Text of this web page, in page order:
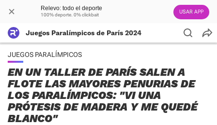
Relevo: todo el deporte
100% deporte. 0% clickbait USAR APP
Juegos Paralímpicos de París 2024
JUEGOS PARALÍMPICOS
EN UN TALLER DE PARÍS SALEN A
FLOTE LAS MAYORES PENURIAS DE
LOS PARALÍMPICOS: "VI UNA
PRÓTESIS DE MADERA Y ME QUEDÉ
BLANCO"